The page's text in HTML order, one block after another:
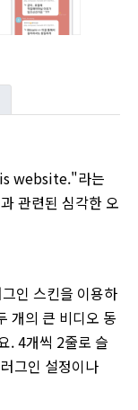
website."라는
관련된 심각한 오
인 스킨을 이용하
개의 큰 비디오 동
. 4개씩 2줄로 슬
그인 설정이나